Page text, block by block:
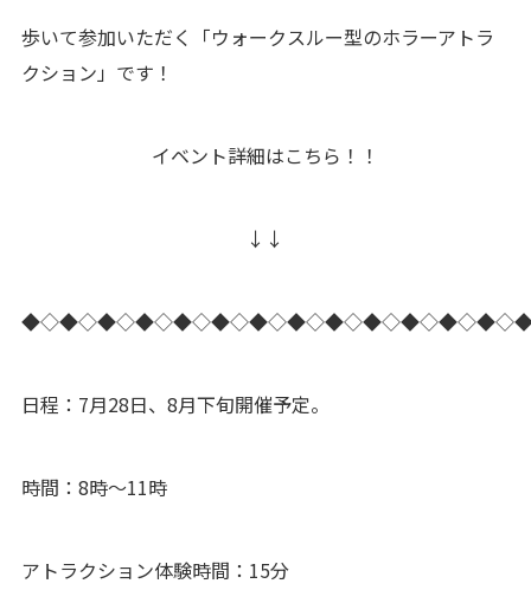
歩いて参加いただく「ウォークスルー型のホラーアトラ
クション」です！
イベント詳細はこちら！！
↓↓
日程：7月28日、8月下旬開催予定。
時間：8時〜11時
アトラクション体験時間：15分